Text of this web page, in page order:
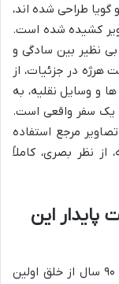
طراحی شده اند،
کشیده شده است.
نظیر بین سادگی و
در جزئیات، از
و وسایل نقلیه، به
یک سفر واقعی است.
مرجع استفاده
نظر بصری، کاملاً
پایدار این
، با گذشت بیش از ۹۰ سال از خلق اولین